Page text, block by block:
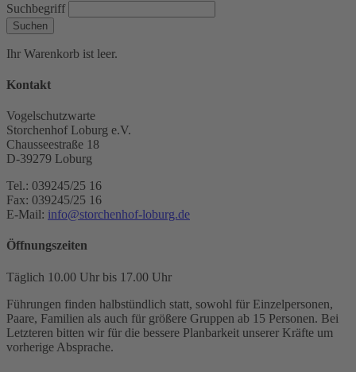
Suchbegriff
Suchen
Ihr Warenkorb ist leer.
Kontakt
Vogelschutzwarte
Storchenhof Loburg e.V.
Chausseestraße 18
D-39279 Loburg
Tel.: 039245/25 16
Fax: 039245/25 16
E-Mail: info@storchenhof-loburg.de
Öffnungszeiten
Täglich 10.00 Uhr bis 17.00 Uhr
Führungen finden halbstündlich statt, sowohl für Einzelpersonen,
Paare, Familien als auch für größere Gruppen ab 15 Personen. Bei
Letzteren bitten wir für die bessere Planbarkeit unserer Kräfte um
vorherige Absprache.